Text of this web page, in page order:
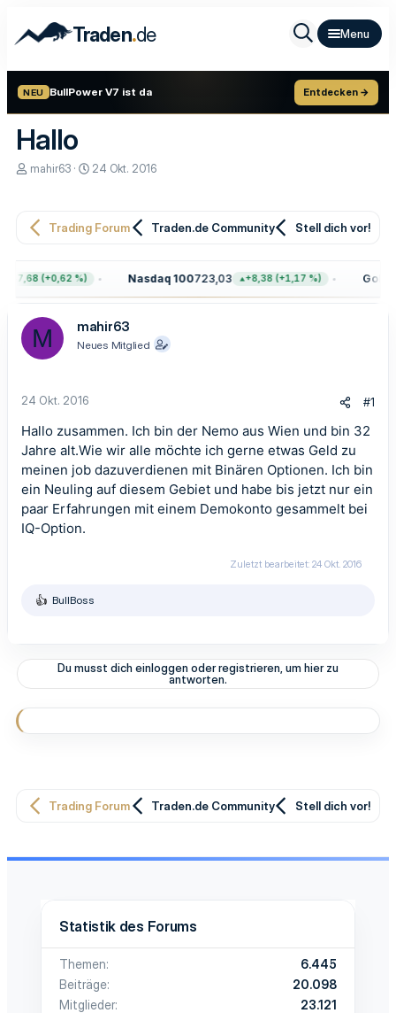
Traden.de
NEU BullPower V7 ist da Entdecken →
Hallo
E
e
r
mahir63
E
e
m
24 Okt. 2016
Trading Forum Traden.de Community Stell dich vor!
(+0,62 %) Nasdaq 100723,03 +8,38 (+1,17 %) Gold
M mahir63
Neues Mitglied
24 Okt. 2016 #1
Hallo zusammen. Ich bin der Nemo aus Wien und bin 32
Jahre alt.Wie wir alle möchte ich gerne etwas Geld zu
meinen job dazuverdienen mit Binären Optionen. Ich bin
ein Neuling auf diesem Gebiet und habe bis jetzt nur ein
paar Erfahrungen mit einem Demokonto gesammelt bei
IQ-Option.
Zuletzt bearbeitet: 24 Okt. 2016
R
t
o
n
n
BullBoss
Du musst dich einloggen oder registrieren, um hier zu
antworten.
Trading Forum Traden.de Community Stell dich vor!
Statistik des Forums
Themen
6.445
Beiträge
20.098
Mitglieder
23.121